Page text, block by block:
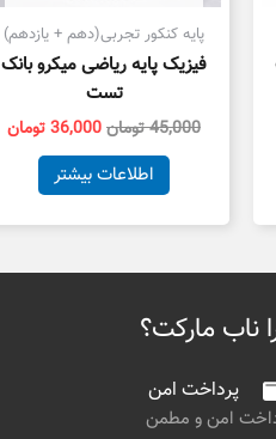
پایه کنکور تجربی(دهم + یازدهم)
فیزیک پایه ریاضی میکرو بانک
تست
45,000تومان36,000تومان
اطلاعات بیشتر
ناب مارکت؟
پرداخت امن
امن و مطمن